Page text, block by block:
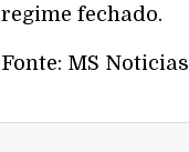
regime fechado.
Fonte: MS Noticias